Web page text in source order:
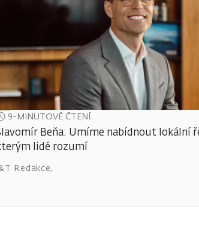
9-MINUTOVÉ ČTENÍ
Beňa: Umíme nabídnout lokální
lidé rozumí
Redakce,